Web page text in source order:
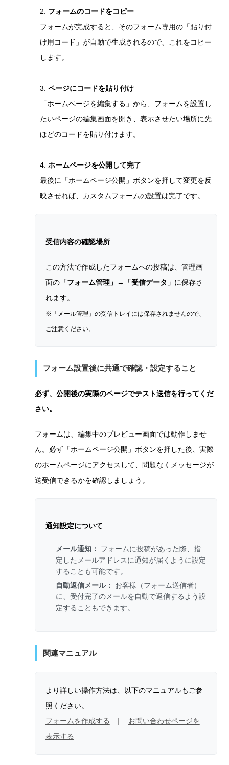
2. フォームのコードをコピー
フォームが完成すると、そのフォーム専用の「貼り付
け用コード」が自動で生成されるので、これをコピー
します。
3. ページにコードを貼り付け
「ホームページを編集する」から、フォームを設置し
たいページの編集画面を開き、表示させたい場所に先
ほどのコードを貼り付けます。
4. ホームページを公開して完了
最後に「ホームページ公開」ボタンを押して変更を反
映させれば、カスタムフォームの設置は完了です。
受信内容の確認場所
この方法で作成したフォームへの投稿は、管理画
面の「フォーム管理」→「受信データ」 に保存さ
れます。
※「メール管理」の受信トレイには保存されませんので、
ご注意ください。
フォーム設置後に共通で確認・設定すること
必ず、公開後の実際のページでテスト送信を行ってくだ
さい。
フォームは、編集中のプレビュー画面では動作しませ
ん。必ず「ホームページ公開」ボタンを押した後、実際
のホームページにアクセスして、問題なくメッセージが
送受信できるかを確認しましょう。
通知設定について
メール通知：
フォームに投稿があった際、指
定したメールアドレスに通知が届くように設定
することも可能です。
自動返信メール：
お客様（フォーム送信者）
に、受付完了のメールを自動で返信するよう設
定することもできます。
関連マニュアル
より詳しい操作方法は、以下のマニュアルもご参
照ください。
フォームを作成する
| お問い合わせページを
表示する